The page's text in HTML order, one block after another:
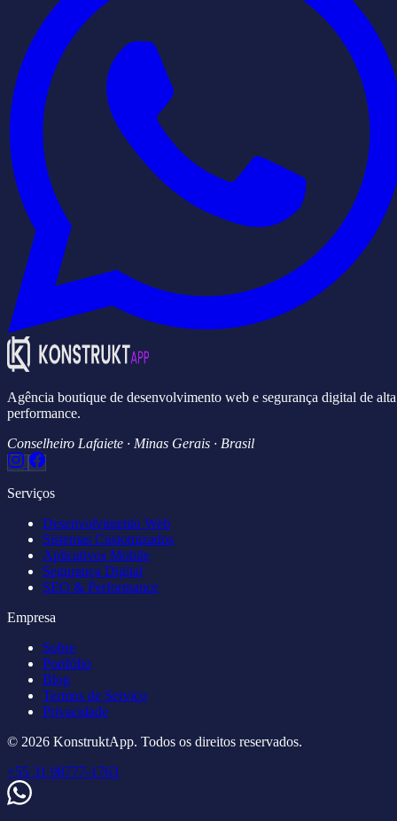
Agência boutique de desenvolvimento web e segurança digital de alta
performance.
Conselheiro Lafaiete · Minas Gerais · Brasil
Serviços
Desenvolvimento Web
Sistemas Customizados
Aplicativos Mobile
Segurança Digital
SEO & Performance
Empresa
Sobre
Portfólio
Blog
Termos de Serviço
Privacidade
© 2026 KonstruktApp. Todos os direitos reservados.
+55 31 98777-1763